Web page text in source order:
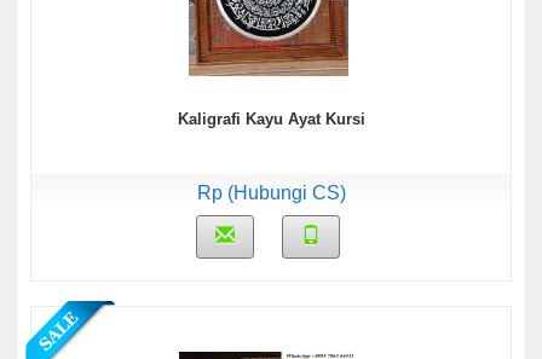
Kaligrafi Kayu Ayat Kursi
Rp (Hubungi CS)